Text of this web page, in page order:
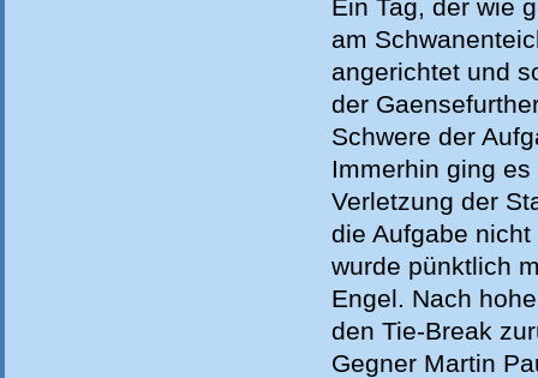
Ein Tag, der wie
am
angerichtet und
der
Schwere der
Immerhin ging
Verletzung der
die Aufgabe
wurde pünktlich
Engel. Nach
den Tie-Break
Gegner Martin